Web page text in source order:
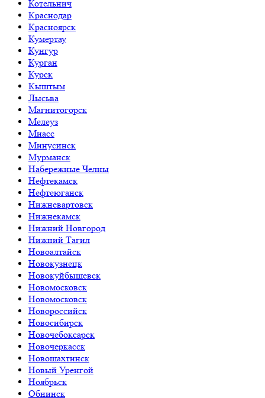
Котельнич
Краснодар
Красноярск
Кумертау
Кунгур
Курган
Курск
Кыштым
Лысьва
Магнитогорск
Мелеуз
Миасс
Минусинск
Мурманск
Набережные Челны
Нефтекамск
Нефтеюганск
Нижневартовск
Нижнекамск
Нижний Новгород
Нижний Тагил
Новоалтайск
Новокузнецк
Новокуйбышевск
Новомосковск
Новомосковск
Новороссийск
Новосибирск
Новочебоксарск
Новочеркасск
Новошахтинск
Новый Уренгой
Ноябрьск
Обнинск